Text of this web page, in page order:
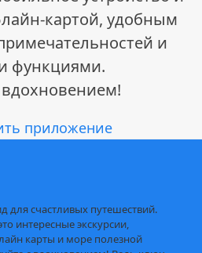
картой, удобным
и
функциями.
приложение
для счастливых путешествий.
интересные экскурсии,
карты и море полезной